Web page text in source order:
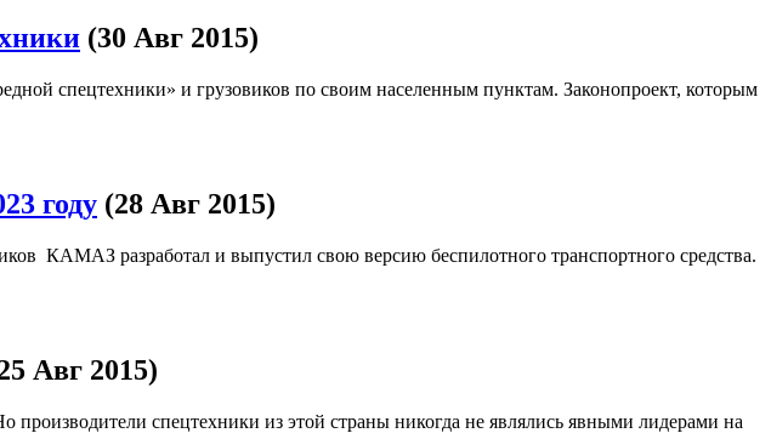
(30 Авг 2015)
спецтехники» и грузовиков по своим населенным пунктам. Законопроект, которым
году (28 Авг 2015)
КАМАЗ разработал и выпустил свою версию беспилотного транспортного средства.
Авг 2015)
производители спецтехники из этой страны никогда не являлись явными лидерами на